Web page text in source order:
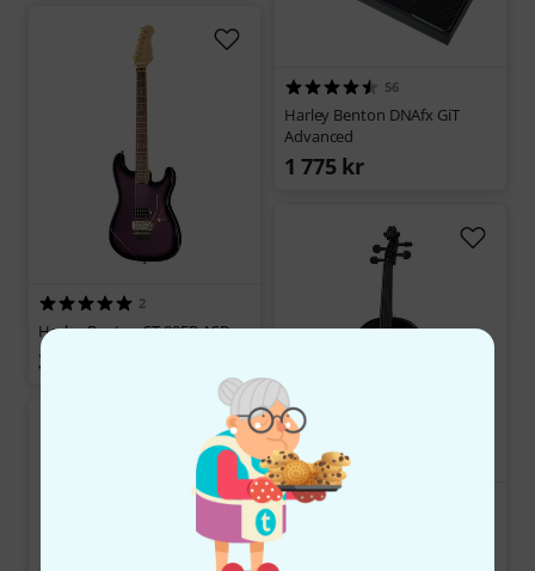
2
Harley Benton ST-80FR ASB
3 333 kr
56
Harley Benton DNAfx GiT
Advanced
1 775 kr
Harley Benton HBV 800HBK